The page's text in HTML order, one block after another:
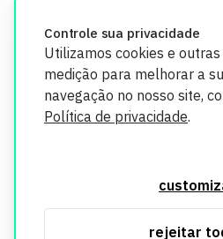
Controle sua privacidade
Utilizamos cookies e
medição para melhorar a
navegação no nosso site,
Política de privacidade.
rejeitar
segurança. Todos os dados
utilizados exclusivamente para fins
informações, consulte nossa Política